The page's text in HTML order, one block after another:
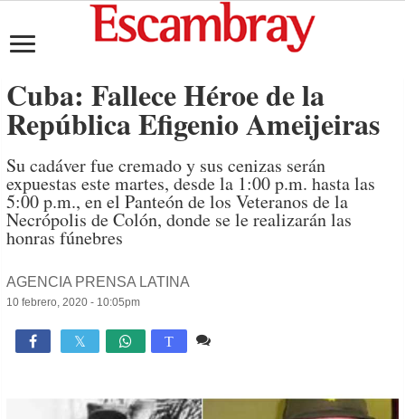
Cuba: Fallece Héroe de la
República Efigenio Ameijeiras
Su cadáver fue cremado y sus cenizas serán
expuestas este martes, desde la 1:00 p.m. hasta las
5:00 p.m., en el Panteón de los Veteranos de la
Necrópolis de Colón, donde se le realizarán las
honras fúnebres
AGENCIA PRENSA LATINA
10 febrero, 2020 - 10:05pm
 T